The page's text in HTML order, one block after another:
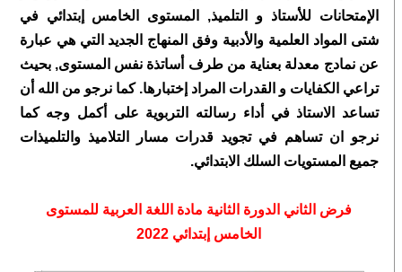
الإمتحانات للأستاذ و التلميذ, المستوى الخامس إبتدائي في
شتى المواد العلمية والأدبية وفق المنهاج الجديد التي هي عبارة
عن نمادج معدلة بعناية من طرف أساتذة نفس المستوى, بحيث
تراعي الكفايات و القدرات المراد إختبارها. كما نرجو من الله أن
تساعد الاستاذ في أداء رسالته التربوية على أكمل وجه كما
نرجو ان تساهم في تجويد قدرات مسار التلاميذ والتلميذات
جميع المستويات السلك الابتدائي.
فرض الثاني الدورة الثانية مادة اللغة العربية للمستوى
الخامس إبتدائي 2022